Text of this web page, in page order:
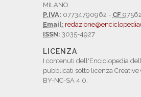
MILANO
P.IVA: 07734790962 - CF
Email:
ISSN: 3035-4927
LICENZA
I contenuti dell'Enciclopedia
pubblicati sotto licenza Creative
BY-NC-SA 4.0.